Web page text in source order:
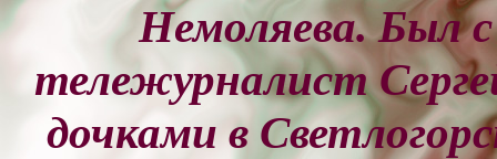
Немоляева. Был
тележурналист
дочками в